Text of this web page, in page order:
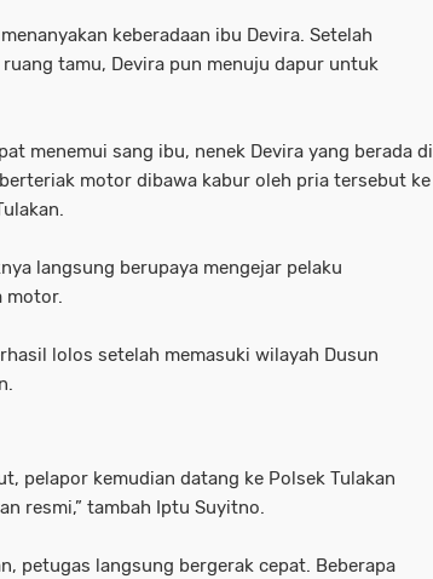
keberadaan ibu Devira. Setelah
tamu, Devira pun menuju dapur untuk
menemui sang ibu, nenek Devira yang berada di
motor dibawa kabur oleh pria tersebut ke
langsung berupaya mengejar pelaku
motor.
lolos setelah memasuki wilayah Dusun
pelapor kemudian datang ke Polsek Tulakan
resmi,” tambah Iptu Suyitno.
petugas langsung bergerak cepat. Beberapa